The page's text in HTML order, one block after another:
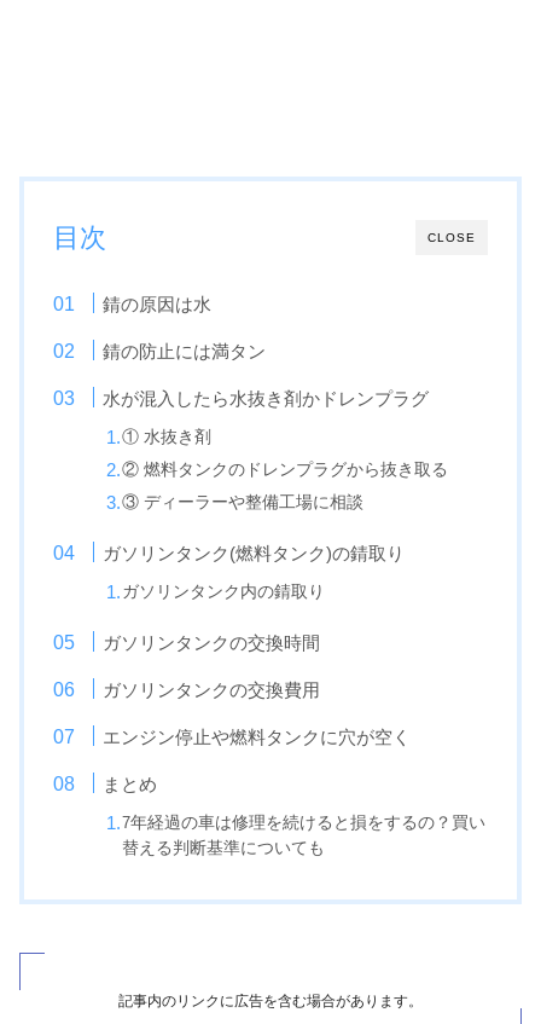
CLOSE
目次
錆の原因は水
錆の防止には満タン
水が混入したら水抜き剤かドレンプラグ
① 水抜き剤
② 燃料タンクのドレンプラグから抜き取る
③ ディーラーや整備工場に相談
ガソリンタンク(燃料タンク)の錆取り
ガソリンタンク内の錆取り
ガソリンタンクの交換時間
ガソリンタンクの交換費用
エンジン停止や燃料タンクに穴が空く
まとめ
7年経過の車は修理を続けると損をするの？買い
替える判断基準についても
記事内のリンクに広告を含む場合があります。